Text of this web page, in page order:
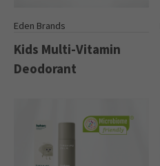
Eden Brands
Kids Multi-Vitamin
Deodorant